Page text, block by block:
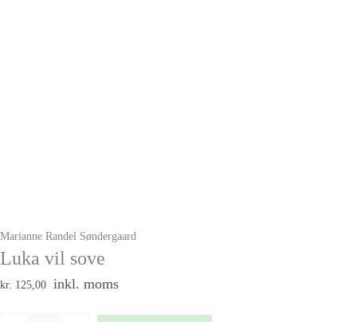
Marianne Randel Søndergaard
Luka vil sove
kr. 125,00 inkl. moms